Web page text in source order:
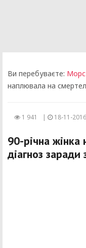
Ви перебуваєте: Морс
наплювала на
1 941 | 18-11-
90-річна
діагноз заради